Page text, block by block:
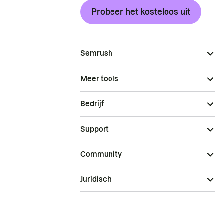
Probeer het kosteloos uit
Semrush
Meer tools
Bedrijf
Support
Community
Juridisch